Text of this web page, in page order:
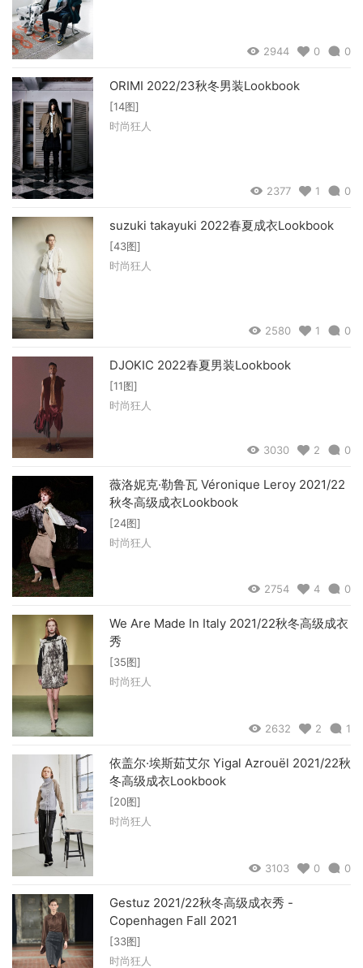
2944 0 0
ORIMI 2022/23秋冬男装Lookbook
[14图]
时尚狂人
2377 1 0
suzuki takayuki 2022春夏成衣Lookbook
[43图]
时尚狂人
2580 1 0
DJOKIC 2022春夏男装Lookbook
[11图]
时尚狂人
3030 2 0
薇洛妮克·勒鲁瓦 Véronique Leroy 2021/22
秋冬高级成衣Lookbook
[24图]
时尚狂人
2754 4 0
We Are Made In Italy 2021/22秋冬高级成衣
秀
[35图]
时尚狂人
2632 2 1
依盖尔·埃斯茹艾尔 Yigal Azrouël 2021/22秋
冬高级成衣Lookbook
[20图]
时尚狂人
3103 0 0
Gestuz 2021/22秋冬高级成衣秀 -
Copenhagen Fall 2021
[33图]
时尚狂人